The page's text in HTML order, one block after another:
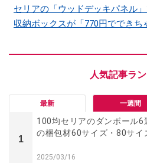
セリアの「ウッドデッキパネル
収納ボックスが「770円でできち
最新 一週間
1
100均セリアのダンボール6
の梱包材60サイズ・80サイ
2025/03/16